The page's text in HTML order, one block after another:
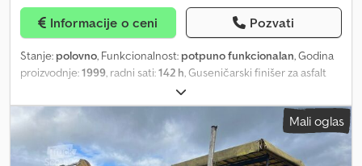
Informacije o ceni Pozvati
Stanje: polovno, Funkcionalnost: potpuno funkcionalan, Godina
proizvodnje:1999, radni sati:142 h, Guseničarski finišer za asfalt
Bitelli CAT BB 651 C Dsdpfx Aszr Ezzjhyskr Godina proizvodnje:
1999 Maksimalna radna težina: 14.500 kg Tip motora: Deutz F5L 912
Radnih sati: 142 U dobrom opštem stanju PROCENJUJEMO
ZAMENU VOZILA SVIH BRENDOVA, MAN, MERCEDES, DAF, RENAULT,
VOLVO, SCANIA, SA OPREMOM CIFA, SERMAC, PUTZMEISTER; ILI
Mali oglas